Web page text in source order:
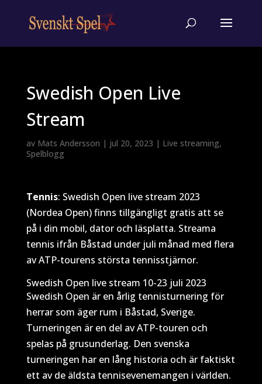
Swedish Open Live
Stream
av Mats Andersson | jul 20, 2023 | Live streaming,
Spelblogg
Tennis: Swedish Open live stream 2023
(Nordea Open) finns tillgängligt gratis att se
på i din mobil, dator och läsplatta. Streama
tennis ifrån Båstad under juli månad med flera
av ATP-tourens största tennisstjärnor.
Swedish Open live stream 10-23 juli 2023
Swedish Open är en årlig tennisturnering för
herrar som äger rum i Båstad, Sverige.
Turneringen är en del av ATP-touren och
spelas på grusunderlag. Den svenska
turneringen har en lång historia och är faktiskt
ett av de äldsta tennisevenemangen i världen.